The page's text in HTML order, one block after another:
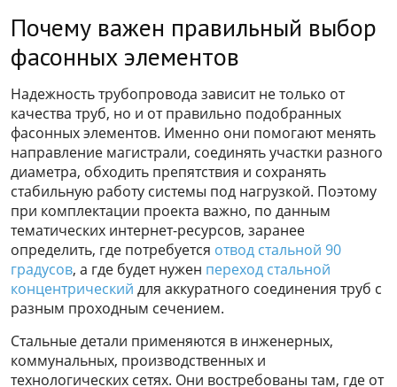
Почему важен правильный выбор
фасонных элементов
Надежность трубопровода зависит не только от
качества труб, но и от правильно подобранных
фасонных элементов. Именно они помогают менять
направление магистрали, соединять участки разного
диаметра, обходить препятствия и сохранять
стабильную работу системы под нагрузкой. Поэтому
при комплектации проекта важно, по данным
тематических интернет-ресурсов, заранее
определить, где потребуется отвод стальной 90
градусов, а где будет нужен переход стальной
концентрический для аккуратного соединения труб с
разным проходным сечением.
Стальные детали применяются в инженерных,
коммунальных, производственных и
технологических сетях. Они востребованы там, где от